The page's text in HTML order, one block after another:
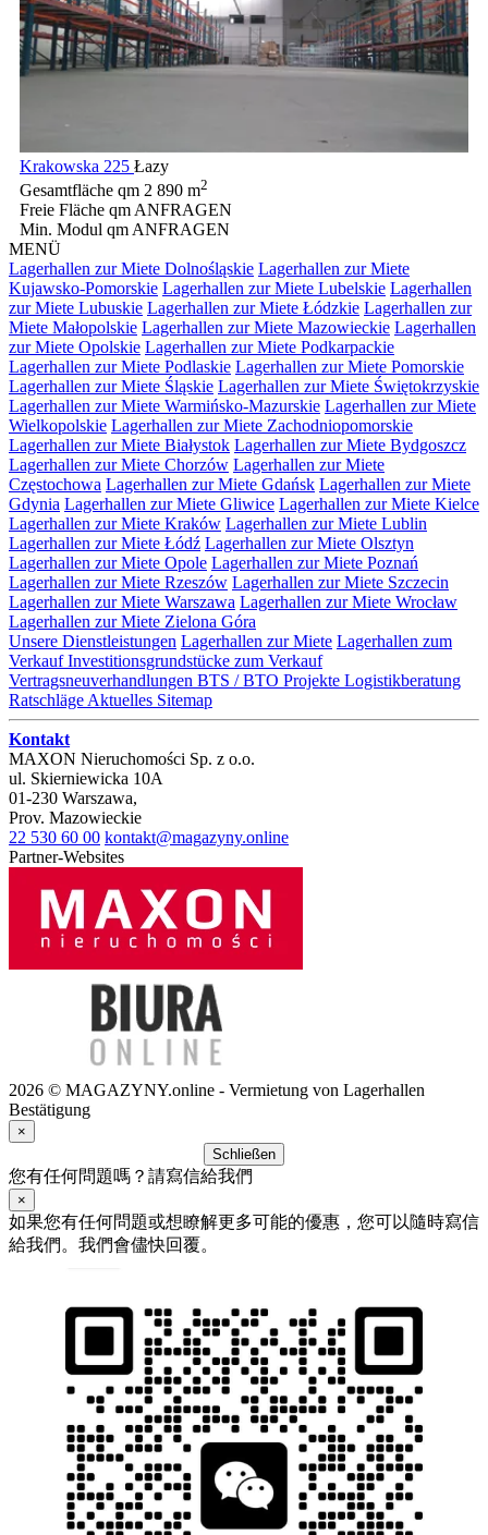
Krakowska 225 Łazy
Gesamtfläche qm 2 890 m2
Freie Fläche qm ANFRAGEN
Min. Modul qm ANFRAGEN
MENÜ
Lagerhallen zur Miete Dolnośląskie Lagerhallen zur Miete
Kujawsko-Pomorskie Lagerhallen zur Miete Lubelskie Lagerhallen
zur Miete Lubuskie Lagerhallen zur Miete Łódzkie Lagerhallen zur
Miete Małopolskie Lagerhallen zur Miete Mazowieckie Lagerhallen
zur Miete Opolskie Lagerhallen zur Miete Podkarpackie
Lagerhallen zur Miete Podlaskie Lagerhallen zur Miete Pomorskie
Lagerhallen zur Miete Śląskie Lagerhallen zur Miete Świętokrzyskie
Lagerhallen zur Miete Warmińsko-Mazurskie Lagerhallen zur Miete
Wielkopolskie Lagerhallen zur Miete Zachodniopomorskie
Lagerhallen zur Miete Białystok Lagerhallen zur Miete Bydgoszcz
Lagerhallen zur Miete Chorzów Lagerhallen zur Miete
Częstochowa Lagerhallen zur Miete Gdańsk Lagerhallen zur Miete
Gdynia Lagerhallen zur Miete Gliwice Lagerhallen zur Miete Kielce
Lagerhallen zur Miete Kraków Lagerhallen zur Miete Lublin
Lagerhallen zur Miete Łódź Lagerhallen zur Miete Olsztyn
Lagerhallen zur Miete Opole Lagerhallen zur Miete Poznań
Lagerhallen zur Miete Rzeszów Lagerhallen zur Miete Szczecin
Lagerhallen zur Miete Warszawa Lagerhallen zur Miete Wrocław
Lagerhallen zur Miete Zielona Góra
Unsere Dienstleistungen Lagerhallen zur Miete Lagerhallen zum
VerkaufInvestitionsgrundstücke zum Verkauf
Vertragsneuverhandlungen BTS / BTO Projekte Logistikberatung
Ratschläge Aktuelles Sitemap
Kontakt
MAXON Nieruchomości Sp. z o.o.
ul. Skierniewicka 10A
01-230 Warszawa,
Prov. Mazowieckie
22 530 60 00 kontakt@magazyny.online
Partner-Websites
2026 © MAGAZYNY.online - Vermietung von Lagerhallen
Bestätigung
×
Schließen
您有任何問題嗎？請寫信給我們
×
如果您有任何問題或想瞭解更多可能的優惠，您可以隨時寫信
給我們。我們會儘快回覆。